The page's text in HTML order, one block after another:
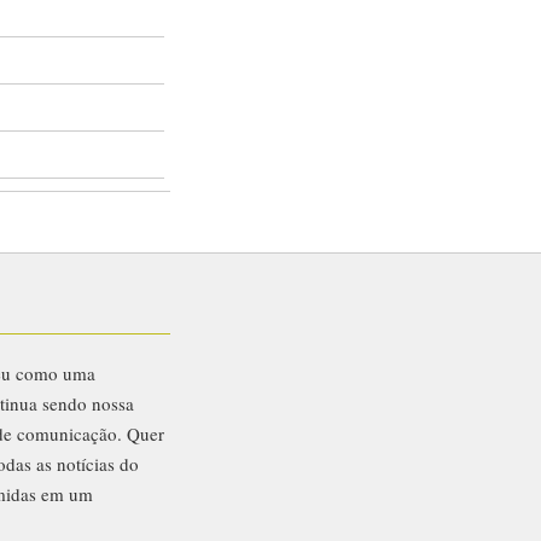
como uma
sendo nossa
comunicação. Quer
as notícias do
em um